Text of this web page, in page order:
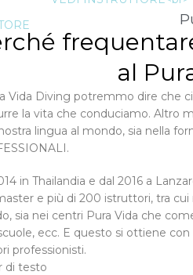
al
Vida Diving potremmo dire che
la vita che conduciamo. Altro
lingua al mondo, sia nella
in Thailandia e dal 2016 a
e più di 200 istruttori, tra
sia nei centri Pura Vida che
ecc. E questo si ottiene
professionisti.
di testo